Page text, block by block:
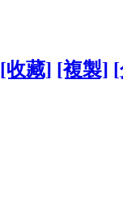
[收藏] [複製]